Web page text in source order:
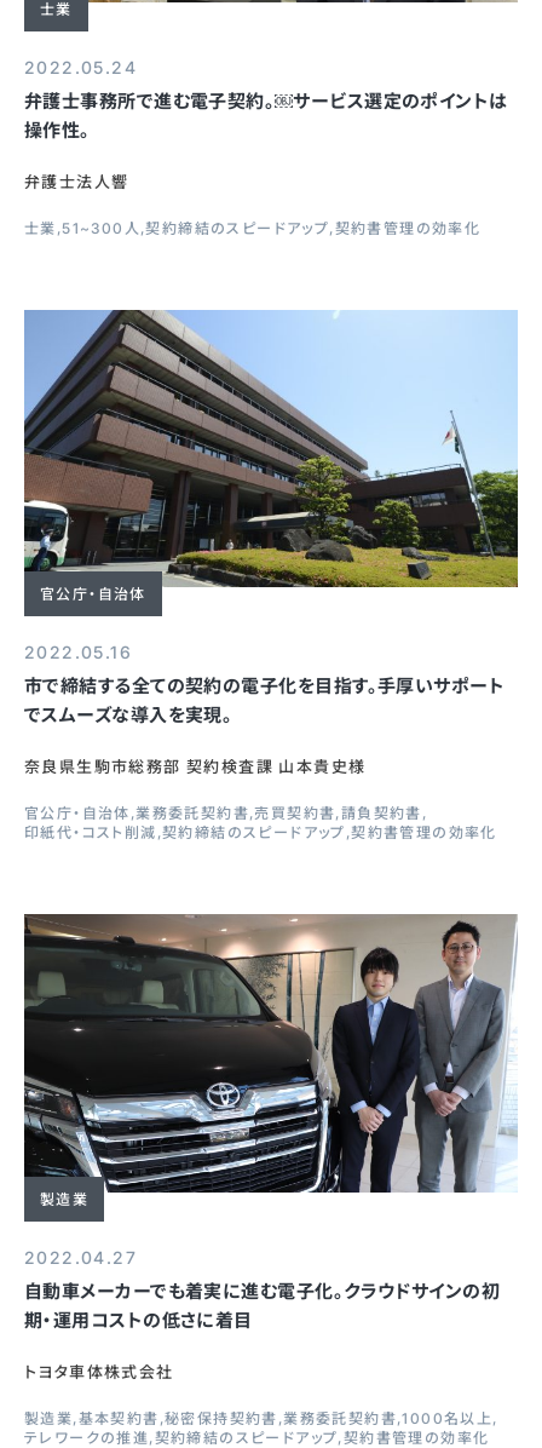
士業
2022.05.24
弁護士事務所で進む電子契約。￼サービス選定のポイントは
操作性。
弁護士法人響
士業 51~300人 契約締結のスピードアップ 契約書管理の効率化
官公庁・自治体
2022.05.16
市で締結する全ての契約の電子化を目指す。手厚いサポート
でスムーズな導入を実現。
奈良県生駒市総務部 契約検査課 山本貴史様
官公庁・自治体 業務委託契約書 売買契約書 請負契約書
印紙代・コスト削減 契約締結のスピードアップ 契約書管理の効率化
製造業
2022.04.27
自動車メーカーでも着実に進む電子化。クラウドサインの初
期・運用コストの低さに着目
トヨタ車体株式会社
製造業 基本契約書 秘密保持契約書 業務委託契約書 1000名以上
テレワークの推進 契約締結のスピードアップ 契約書管理の効率化